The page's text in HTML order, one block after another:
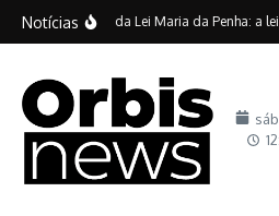
Ir para o conteúdo
Notícias
Vinte anos da Lei Maria da Penha: a lei